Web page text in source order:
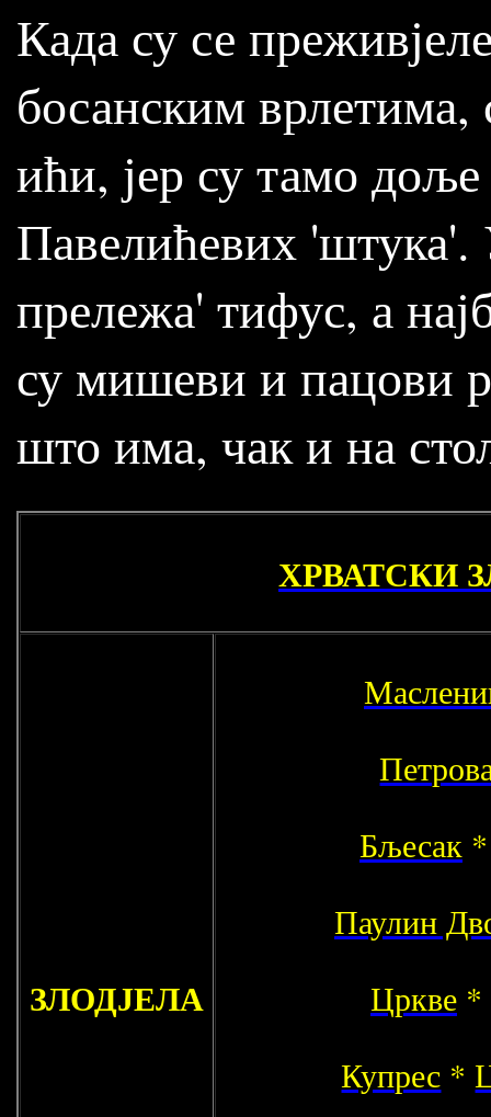
Када су се
босанским врлетима,
ићи, јер су тамо
Павелићевих 'штука'.
прележа' тифус, а
су мишеви и пацови
што има, чак и на
ХРВАТСКИ
ЗЛОДЈЕЛА
Бљесак
Паулин
Цркве *
Купрес *